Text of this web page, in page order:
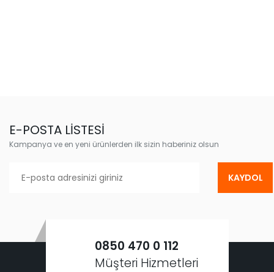
E-POSTA LİSTESİ
Kampanya ve en yeni ürünlerden ilk sizin haberiniz olsun
KAYDOL
0850 470 0 112
Müşteri Hizmetleri